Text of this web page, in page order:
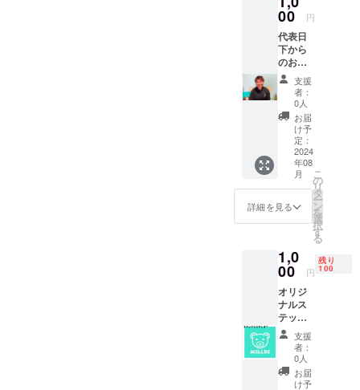
00 円
代表日
下から
のお礼
の動画
・収録
時間：
約３分
・提供
方法：
メール
にて動
画視聴
用の
URL
支援
者：
0人
お届
け予
定：
2024
年08
月
詳細を見る
こ
の
リ
タ
ー
ン
を
選
択
す
る
1,0
00 円
残り
100
オリジ
ナルス
テッ
カー
２枚
WILLB
のオリ
支援
者：
0人
お届
け予